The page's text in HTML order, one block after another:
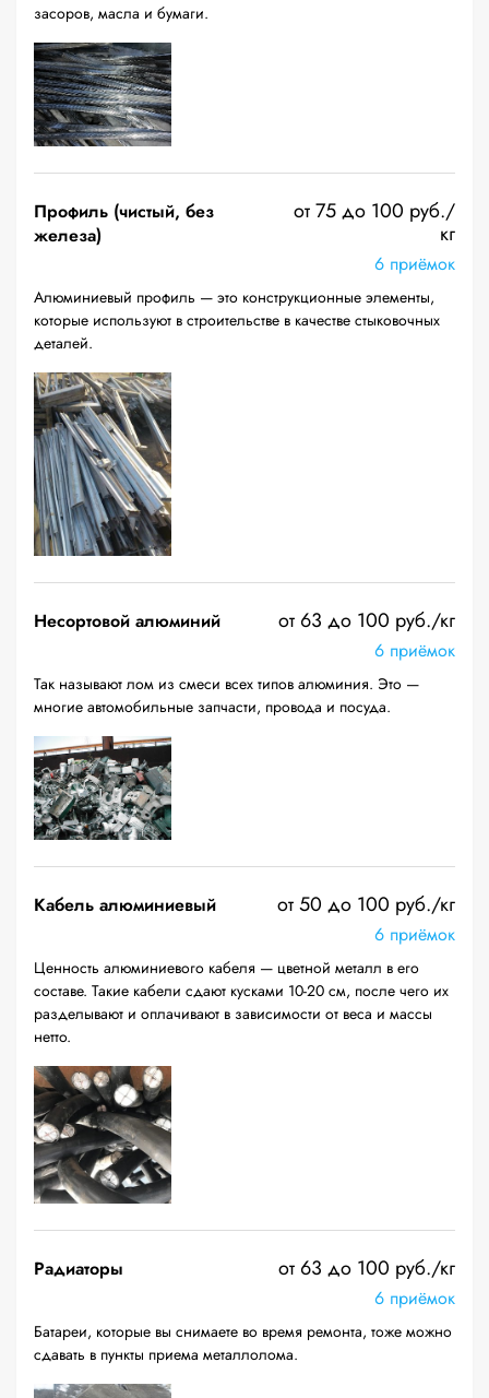
засоров, масла и бумаги.
Профиль (чистый, без
железа)
от 75 до 100 руб./
кг
6 приёмок
Алюминиевый профиль — это конструкционные элементы,
которые используют в строительстве в качестве стыковочных
деталей.
Несортовой алюминий от 63 до 100 руб./кг
6 приёмок
Так называют лом из смеси всех типов алюминия. Это —
многие автомобильные запчасти, провода и посуда.
Кабель алюминиевый от 50 до 100 руб./кг
6 приёмок
Ценность алюминиевого кабеля — цветной металл в его
составе. Такие кабели сдают кусками 10-20 см, после чего их
разделывают и оплачивают в зависимости от веса и массы
нетто.
Радиаторы от 63 до 100 руб./кг
6 приёмок
Батареи, которые вы снимаете во время ремонта, тоже можно
сдавать в пункты приема металлолома.